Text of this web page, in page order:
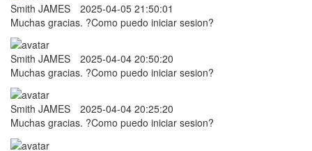
Smith JAMES
2025-04-05 21:50:01
Muchas gracias. ?Como puedo iniciar sesion?
Smith JAMES
2025-04-04 20:50:20
Muchas gracias. ?Como puedo iniciar sesion?
Smith JAMES
2025-04-04 20:25:20
Muchas gracias. ?Como puedo iniciar sesion?